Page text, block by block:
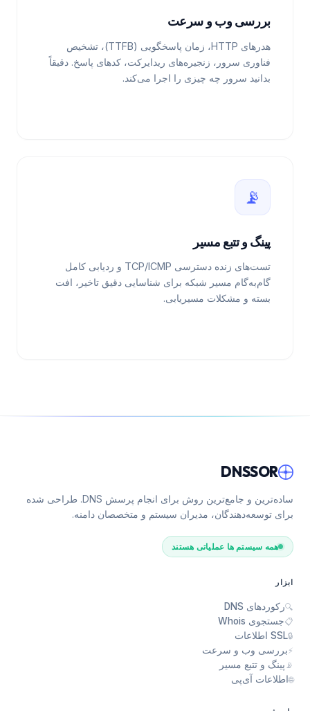
بررسی وب و سرعت
هدرهای HTTP، زمان پاسخگویی (TTFB)، تشخیص
فناوری سرور، زنجیره‌های ریدایرکت، کدهای پاسخ. دقیقاً
بدانید سرور چه چیزی را اجرا می‌کند.
📡
پینگ و تتبع مسیر
تست‌های زنده دسترسی TCP/ICMP و ردیابی کامل
گام‌به‌گام مسیر شبکه برای شناسایی دقیق تاخیر، افت
بسته و مشکلات مسیریابی.
DNSSOR
ساده‌ترین و جامع‌ترین روش برای انجام پرسش DNS. طراحی شده
برای توسعه‌دهندگان، مدیران سیستم و متخصصان دامنه.
همه سیستم ها عملیاتی هستند
ابزار
🔍رکوردهای DNS
📋جستجوی Whois
🔒SSL اطلاعات
⚡ بررسی وب و سرعت
📡 پینگ و تتبع مسیر
🌐اطلاعات آی‌پی